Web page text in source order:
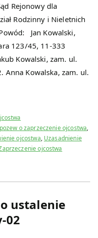
Rejonowy dla
Rodzinny i Nieletnich
Jan Kowalski,
123/45, 11-333
Kowalski, zam. ul.
Anna Kowalska, zam. ul.
pozew o zaprzeczenie ojcostwa,
ojcostwa, Uzasadnienie
ojcostwa
ustalenie
02